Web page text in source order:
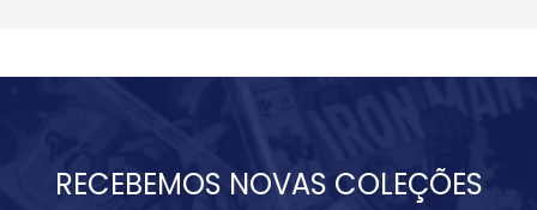
RECEBEMOS NOVAS COLEÇÕES